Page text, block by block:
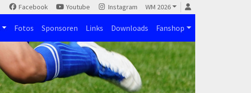
Facebook Youtube Instagram WM 2026
Fotos Sponsoren Links Downloads Fanshop